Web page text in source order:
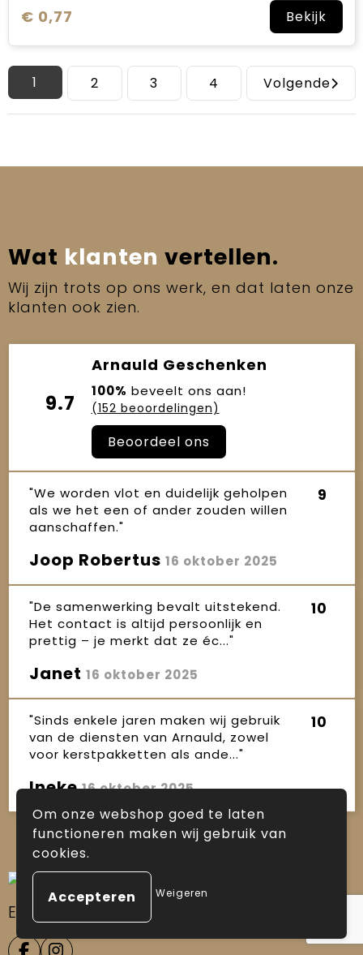
€ 0,77 Bekijk
1 2 3 4 Volgende
Wat klanten vertellen.
Wij zijn trots op ons werk, en dat laten onze
klanten ook zien.
9.7
Arnauld Geschenken
100% beveelt ons aan!
(152 beoordelingen)
Beoordeel ons
"We worden vlot en duidelijk geholpen
als we het een of ander zouden willen
aanschaffen."
9
Joop Robertus 16 oktober 2025
"De samenwerking bevalt uitstekend.
Het contact is altijd persoonlijk en
prettig – je merkt dat ze éc..."
10
Janet 16 oktober 2025
"Sinds enkele jaren maken wij gebruik
van de diensten van Arnauld, zowel
voor kerstpakketten als ande..."
10
Ineke16 oktober 2025
Ervaring sinds 1986
Om onze webshop goed te laten
functioneren maken wij gebruik van
cookies.
Weigeren